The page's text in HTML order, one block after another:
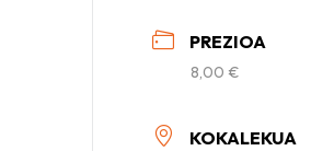
PREZIOA
8,00 €
KOKALEKUA